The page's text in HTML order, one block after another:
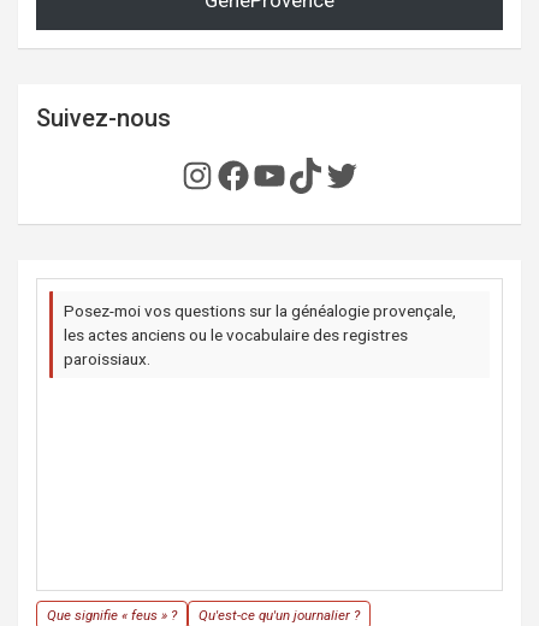
Suivez-nous
Instagram
Facebook
YouTube
TikTok
Twitter
Posez-moi vos questions sur la généalogie provençale,
les actes anciens ou le vocabulaire des registres
paroissiaux.
Que signifie « feus » ?
Qu'est-ce qu'un journalier ?